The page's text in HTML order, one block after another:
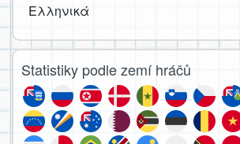
Ελληνικά
Statistiky podle zemí hráčů